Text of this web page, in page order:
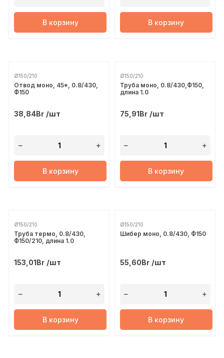
В корзину В корзину
Ø150/210
Отвод моно, 45*, 0.8/430,
Ф150
38,84Br /шт
В корзину
Ø150/210
Труба моно, 0.8/430,Ф150,
длина 1.0
75,91Br/шт
В корзину
Ø150/210
Труба термо, 0.8/430,
Ф150/210, длина 1.0
153,01Br /шт
В корзину
Ø150/210
Шибер моно, 0.8/430, Ф150
55,60Br/шт
В корзину